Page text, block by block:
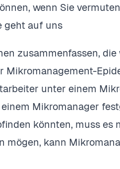
wenn Sie
geht auf uns
zusammenfassen,
Mikromanagement-
unter einem
Mikromanager
könnten, muss es
mögen, kann